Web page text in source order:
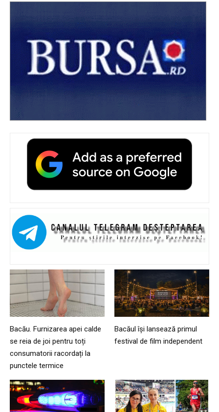
Bacău. Furnizarea apei calde
se reia de joi pentru toți
consumatorii racordați la
punctele termice
Bacăul își lansează primul
festival de film independent